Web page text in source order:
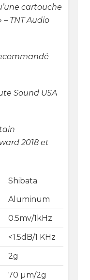
cartouche
TNT Audio
Sound USA
2018 et
Shibata
Aluminum
0.5mv/1kHz
<1.5dB/1 KHz
2g
70 µm/2g